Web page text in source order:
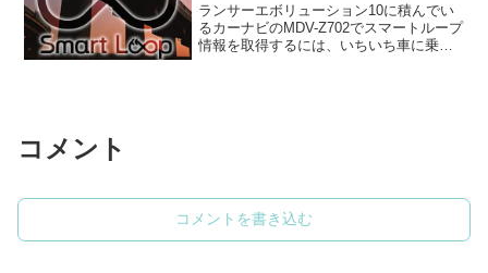
ランサーエボリューション10に積んでい
るカーナビのMDV-Z702でスマートループ
情報を取得するには、いちいち車に乗る
コメント
コメントを書き込む